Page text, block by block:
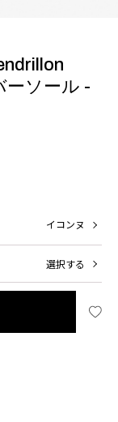
ーソール -
イコンヌ
選択する